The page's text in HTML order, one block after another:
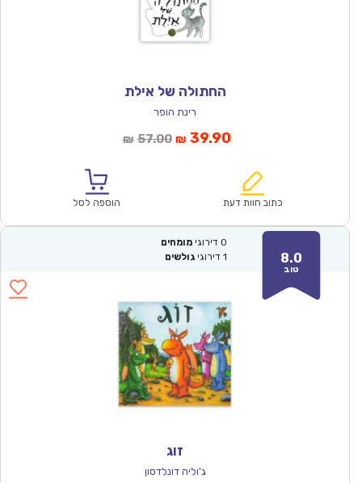
החתולה של אילת
רינת הופר
₪ 57.00המחיר
₪57.00.
₪ 39.90המחיר
הוא:
כתוב חוות דעת הוספה לסל
8.0
טוב
0 דירוגי מומחים
1 דירוגי גולשים
זוג
ג'וליה דונלדסון